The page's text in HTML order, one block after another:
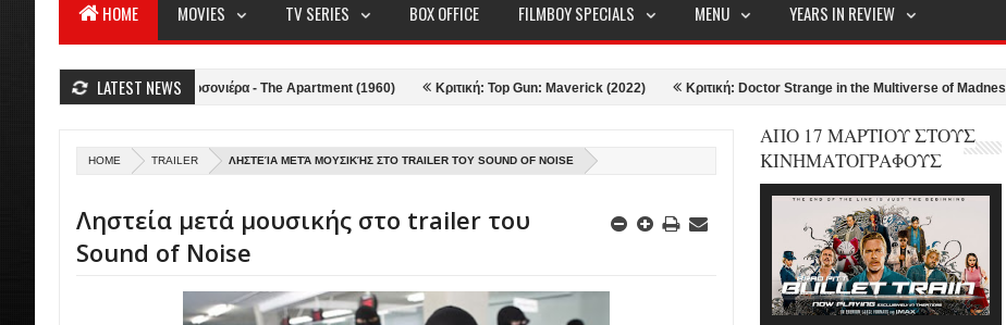
HOME MOVIES TV SERIES BOX OFFICE FILMBOY SPECIALS MENU YEARS IN REVIEW
LATEST NEWS
Κριτική: Η Γκαρσονιέρα - The Apartment (1960) Κριτική: Top Gun: Maverick (2022) Κριτική: Doctor Strange in the Multiverse of Madness (2022)
HOME TRAILER ΛΗΣΤΕΊΑ ΜΕΤΆ ΜΟΥΣΙΚΉΣ ΣΤΟ TRAILER ΤΟΥ SOUND OF NOISE
Ληστεία μετά μουσικής στο trailer του
Sound of Noise
ΑΠΟ 17 ΜΑΡΤΙΟΥ ΣΤΟΥΣ
ΚΙΝΗΜΑΤΟΓΡΑΦΟΥΣ